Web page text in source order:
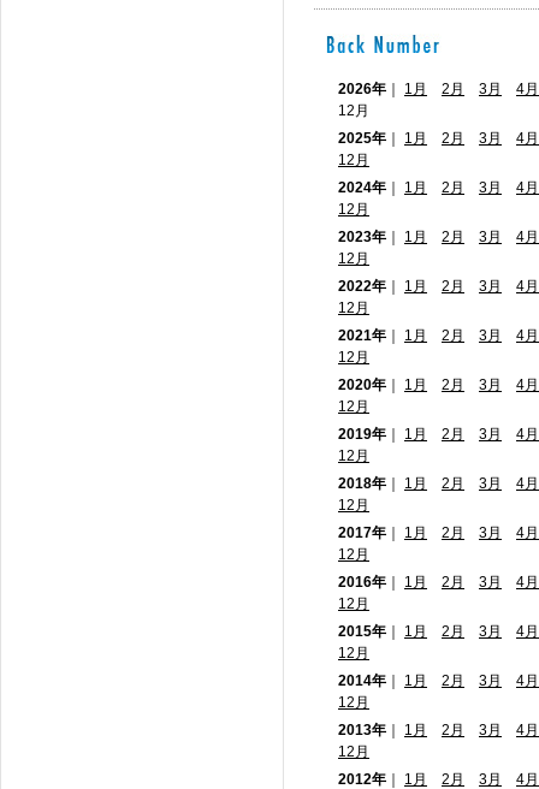
2026年 1月 2月 3月
4月
12月
2025年
1月 2月 3月
4月
12月
2024年
1月 2月 3月
4月
12月
2023年
1月 2月 3月
4月
12月
2022年
1月 2月 3月
4月
12月
2021年
1月 2月 3月
4月
12月
2020年
1月 2月 3月
4月
12月
2019年
1月 2月 3月
4月
12月
2018年
1月 2月 3月
4月
12月
2017年
1月 2月 3月
4月
12月
2016年
1月 2月 3月
4月
12月
2015年
1月 2月 3月
4月
12月
2014年
1月 2月 3月
4月
12月
2013年
1月 2月 3月
4月
12月
2012年
1月 2月 3月
4月